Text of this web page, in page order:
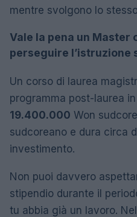
mentre svolgono lo
Vale la pena un Master
perseguire l’istruzione
Un corso di laurea
programma post-laurea in
19.400.000 Won
sudcoreano e dura circa
investimento.
Non puoi davvero
stipendio durante il
tu abbia già un lavoro.